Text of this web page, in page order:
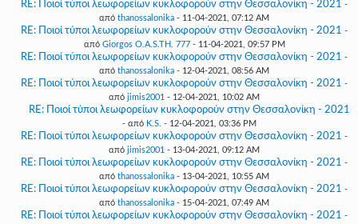
RE: Ποιοί τύποι λεωφορείων κυκλοφορούν στην Θεσσαλονίκη - 2021 -
από thanossalonika - 11-04-2021, 07:12 AM
RE: Ποιοί τύποι λεωφορείων κυκλοφορούν στην Θεσσαλονίκη - 2021 -
από Giorgos O.A.S.TH. 777- 11-04-2021, 09:57 PM
RE: Ποιοί τύποι λεωφορείων κυκλοφορούν στην Θεσσαλονίκη - 2021 -
από thanossalonika - 12-04-2021, 08:56 AM
RE: Ποιοί τύποι λεωφορείων κυκλοφορούν στην Θεσσαλονίκη - 2021 -
από jimis2001 - 12-04-2021, 10:02 AM
RE: Ποιοί τύποι λεωφορείων κυκλοφορούν στην Θεσσαλονίκη - 2021
- από K.S. - 12-04-2021, 03:36 PM
RE: Ποιοί τύποι λεωφορείων κυκλοφορούν στην Θεσσαλονίκη - 2021 -
από jimis2001 - 13-04-2021, 09:12 AM
RE: Ποιοί τύποι λεωφορείων κυκλοφορούν στην Θεσσαλονίκη - 2021 -
από thanossalonika - 13-04-2021, 10:55 AM
RE: Ποιοί τύποι λεωφορείων κυκλοφορούν στην Θεσσαλονίκη - 2021 -
από thanossalonika - 15-04-2021, 07:49 AM
RE: Ποιοί τύποι λεωφορείων κυκλοφορούν στην Θεσσαλονίκη - 2021 -